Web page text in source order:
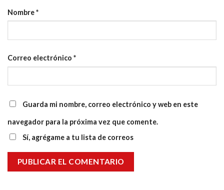
Nombre*
Correo electrónico *
Guarda mi nombre, correo electrónico y web en este
navegador para la próxima vez que comente.
Sí, agrégame a tu lista de correos